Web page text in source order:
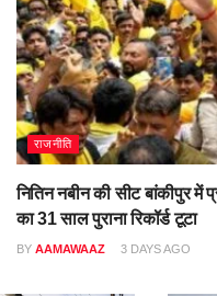
राजनीति
नितिन नबीन की सीट बांकीपुर
का 31 साल पुराना रिकॉर्ड टूटा
BY AAMAWAAZ 3 DAYS AGO